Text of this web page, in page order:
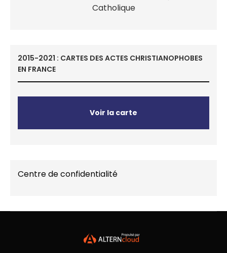
2015-2021 : CARTES DES ACTES CHRISTIANOPHOBES
EN FRANCE
Voir la carte
Centre de confidentialité